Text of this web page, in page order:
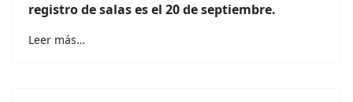
registro de salas es el 20 de septiembre.
Leer más…